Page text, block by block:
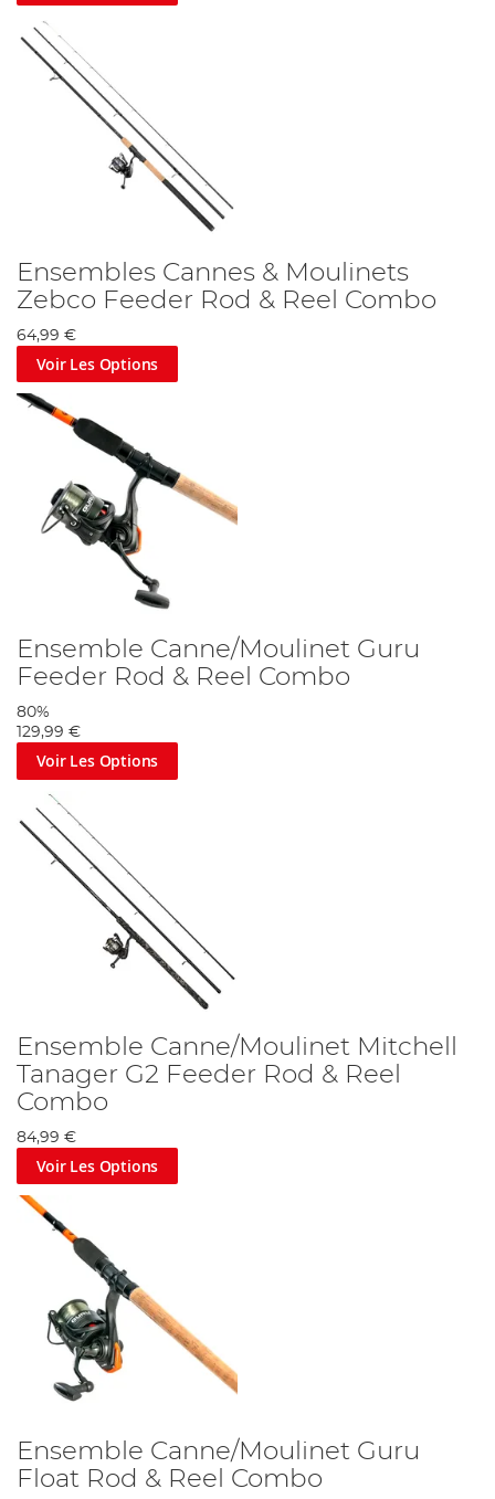
Ensembles Cannes & Moulinets
Zebco Feeder Rod & Reel Combo
64,99 €
Voir Les Options
Ensemble Canne/Moulinet Guru
Feeder Rod & Reel Combo
80%
129,99 €
Voir Les Options
Ensemble Canne/Moulinet Mitchell
Tanager G2 Feeder Rod & Reel
Combo
84,99 €
Voir Les Options
Ensemble Canne/Moulinet Guru
Float Rod & Reel Combo